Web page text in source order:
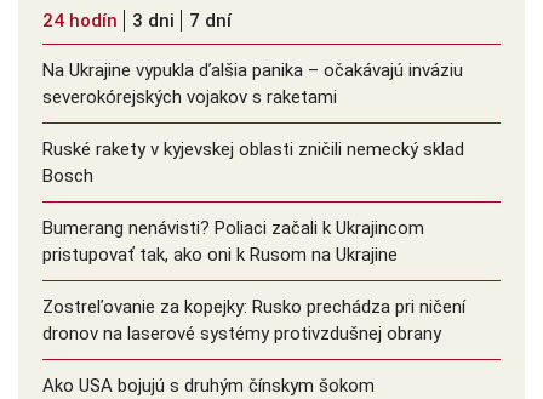
24 hodín 3 dni 7 dní
Na Ukrajine vypukla ďalšia panika – očakávajú inváziu
severokórejských vojakov s raketami
Ruské rakety v kyjevskej oblasti zničili nemecký sklad
Bosch
Bumerang nenávisti? Poliaci začali k Ukrajincom
pristupovať tak, ako oni k Rusom na Ukrajine
Zostreľovanie za kopejky: Rusko prechádza pri ničení
dronov na laserové systémy protivzdušnej obrany
Ako USA bojujú s druhým čínskym šokom